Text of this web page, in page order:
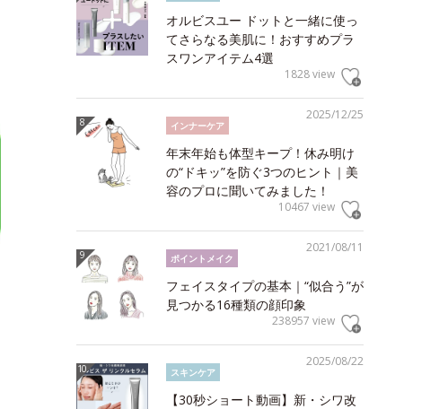
オルビスユー ドットと一緒に使っ
てさらなる美肌に！おすすめプラ
スワンアイテム4選
1828 view
2025/12/25
インナーケア
年末年始も体型キープ！休み明け
の“ドキッ”を防ぐ3つのヒント｜美
容のプロに聞いてみました！
10467 view
2021/08/11
ポイントメイク
フェイスタイプの基本｜“似合う”が
見つかる16種類の顔印象
238957 view
2025/08/22
スキンケア
【30秒ショート動画】新・シワ改